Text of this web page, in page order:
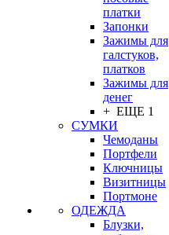
платки
Запонки
Зажимы для
галстуков,
платков
Зажимы для
денег
+ ЕЩЕ 1
СУМКИ
Чемоданы
Портфели
Ключницы
Визитницы
Портмоне
ОДЕЖДА
Блузки,